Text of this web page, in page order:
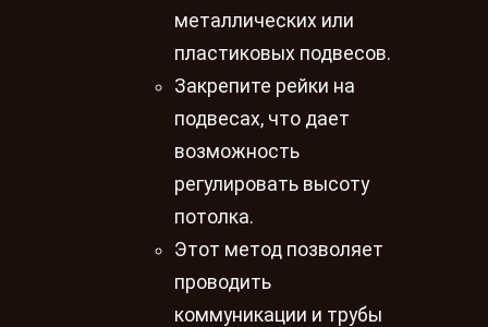
металлических или
пластиковых подвесов.
Закрепите рейки на
подвесах, что дает
возможность
регулировать высоту
потолка.
Этот метод позволяет
проводить
коммуникации и трубы